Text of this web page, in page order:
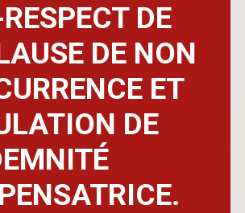
DE
DE NON
ET
DE